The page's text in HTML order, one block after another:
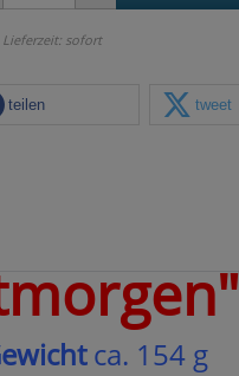
Lieferzeit: sofort
teilen tweet
ca. 154 g